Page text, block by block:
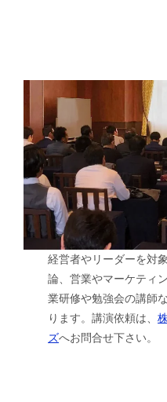
経営者やリーダーを対
論、営業やマーケティ
業研修や勉強会の講師
ります。講演依頼は、
ズへお問合せ下さい。